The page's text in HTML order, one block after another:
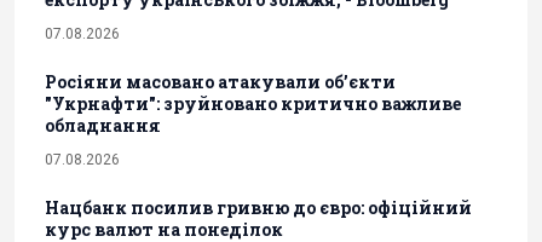
07.08.2026
Росіяни масовано атакували обʼєкти
"Укрнафти": зруйновано критично важливе
обладнання
07.08.2026
Нацбанк посилив гривню до євро: офіційний
курс валют на понеділок